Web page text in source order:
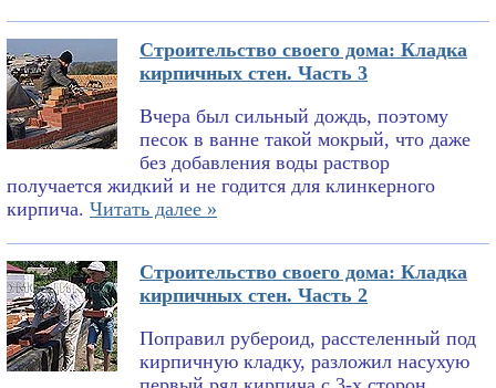
Строительство своего дома: Кладка
кирпичных стен. Часть 3
Вчера был сильный дождь, поэтому
песок в ванне такой мокрый, что даже
без добавления воды раствор
получается жидкий и не годится для клинкерного
кирпича. Читать далее »
Строительство своего дома: Кладка
кирпичных стен. Часть 2
Поправил рубероид, расстеленный под
кирпичную кладку, разложил насухую